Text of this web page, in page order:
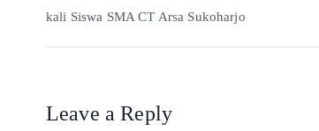
kali Siswa SMA CT Arsa Sukoharjo
Leave a Reply